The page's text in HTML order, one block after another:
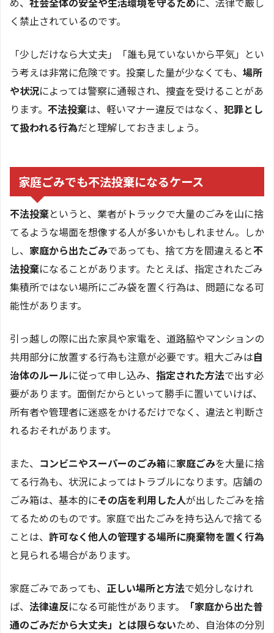
く禁止されているのです。
「少しだけなら大丈夫」「誰も見ていないから平気」とい
う考えは非常に危険です。投棄した量が少なくても、 場所
や状況によっては警察に通報され、捜査を受けることがあ
ります。 不法投棄は、軽いマナー違反ではなく、 犯罪とし
て扱われる行為だと理解しておきましょう。
家庭ごみでも不法投棄になるケース
不法投棄というと、業者がトラックで大量のごみを山に捨
てるような場面を想像する人が多いかもしれません。しか
し、 家庭から出たごみであっても、捨て方を間違えると不
法投棄になることがあります。たとえば、指定されたごみ
集積所ではない場所にごみ袋を置く行為は、問題になる可
能性があります。
引っ越しの際に出た家具や家電を、道路脇やマンションの
共用部分に放置する行為も注意が必要です。粗大ごみは自
治体のルールに従って申し込み、 指定された方法で出す必
要があります。面倒だからといって勝手に置いていけば、
所有者や管理者に迷惑をかけるだけでなく、違法と判断さ
れるおそれがあります。
また、 コンビニやスーパーのごみ箱に家庭ごみを大量に捨
てる行為も、状況によってはトラブルになります。店舗の
ごみ箱は、基本的にその店を利用した人が出したごみを捨
てるためのものです。家庭で出たごみを持ち込んで捨てる
ことは、 許可なく他人の管理する場所に廃棄物を置く行為
と見られる場合があります。
家庭ごみであっても、 正しい場所と方法で処分しなけれ
ば、 法律違反になる可能性があります。
「家庭から出た普
通のごみだから大丈夫」とは限らないため、自治体の分別